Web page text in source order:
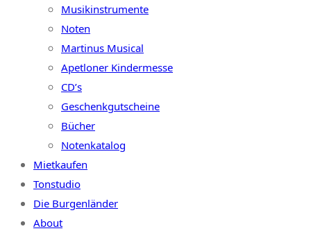
Musikinstrumente
Noten
Martinus Musical
Apetloner Kindermesse
CD’s
Geschenkgutscheine
Bücher
Notenkatalog
Mietkaufen
Tonstudio
Die Burgenländer
About